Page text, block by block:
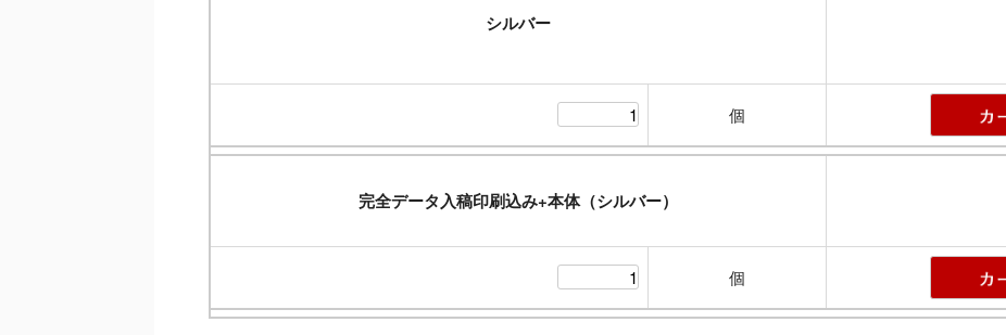
シルバー
個
完全データ入稿印刷込み+本体（シルバー）
個